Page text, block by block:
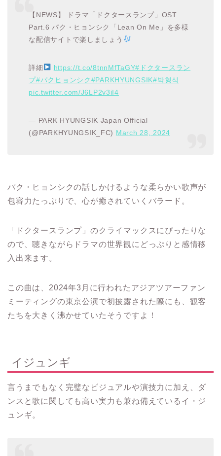
【NEWS】 ドラマ「ドクタースランプ」OST
Part.6 パク・ヒョンシク「Lean On Me」を多様
な配信サイトで楽しましょう
詳細 https://t.co/8tnnMfTaGY#ドクタースラン
プ#パクヒョンシク#PARKHYUNGSIK#박형식
pic.twitter.com/J6LP2v3iI4
— PARK HYUNGSIK Japan Official
(@PARKHYUNGSIK_FC) March 28, 2024
パク・ヒョンシクの話しかけるような柔らかい歌声が
包容力たっぷりで、心が癒されていくバラード。
「ドクタースランプ」のクライマックスにぴったりな
ので、聴きながらドラマの世界観にどっぷりと感情移
入出来ます。
この曲は、2024年3月に行われたアジアツアーファン
ミーティングの東京公演で初披露された際にも、観客
たちを大きく沸かせていたそうですよ！
イジュンギ
言うまでもなく完璧なビジュアルや演技力に加え、ダ
ンスと歌に関しても高い実力も兼ね備えているイ・ジ
ュンギ。